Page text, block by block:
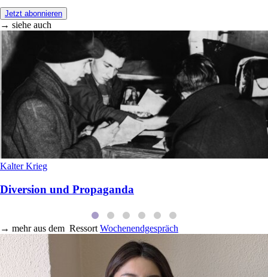
Jetzt abonnieren
→ siehe auch
Kalter Krieg
Diversion und Propaganda
→ mehr aus dem Ressort Wochenendgespräch